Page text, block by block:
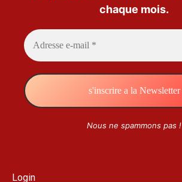
chaque mois.
Nous ne spammons pas !
Login